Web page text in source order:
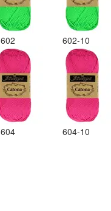
602 602-10
604 604-10